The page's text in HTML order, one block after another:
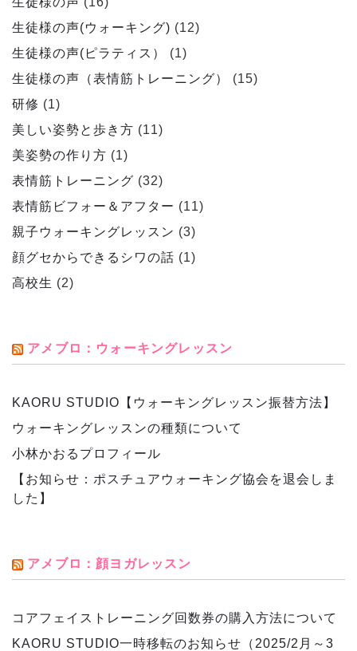
生徒様の声(ウォーキング) (12)
生徒様の声(ピラティス）
(1)
生徒様の声（表情筋トレーニング）
(15)
研修 (1)
美しい姿勢と歩き方 (11)
美姿勢の作り方 (1)
表情筋トレーニング (32)
表情筋ビフォー＆アフター (11)
親子ウォーキングレッスン (3)
顔グセからできるシワの話 (1)
高校生 (2)
アメブロ：ウォーキングレッスン
KAORU STUDIO【ウォーキングレッスン振替方法】
ウォーキングレッスンの種類について
小林かおるプロフィール
【お知らせ：ポスチュアウォーキング協会を退会しま
した】
アメブロ：顔ヨガレッスン
コアフェイストレーニング回数券の購入方法について
KAORU STUDIO一時移転のお知らせ（2025/2月～3